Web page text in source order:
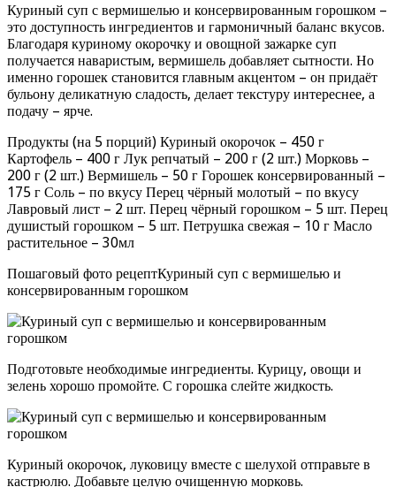
Куриный суп с вермишелью и консервированным горошком –
это доступность ингредиентов и гармоничный баланс вкусов.
Благодаря куриному окорочку и овощной зажарке суп
получается наваристым, вермишель добавляет сытности. Но
именно горошек становится главным акцентом – он придаёт
бульону деликатную сладость, делает текстуру интереснее, а
подачу – ярче.
Продукты (на 5 порций) Куриный окорочок – 450 г
Картофель – 400 г Лук репчатый – 200 г (2 шт.) Морковь –
200 г (2 шт.) Вермишель – 50 г Горошек консервированный –
175 г Соль – по вкусу Перец чёрный молотый – по вкусу
Лавровый лист – 2 шт. Перец чёрный горошком – 5 шт. Перец
душистый горошком – 5 шт. Петрушка свежая – 10 г Масло
растительное – 30мл
Пошаговый фото рецептКуриный суп с вермишелью и
консервированным горошком
Подготовьте необходимые ингредиенты. Курицу, овощи и
зелень хорошо промойте. С горошка слейте жидкость.
Куриный окорочок, луковицу вместе с шелухой отправьте в
кастрюлю. Добавьте целую очищенную морковь.